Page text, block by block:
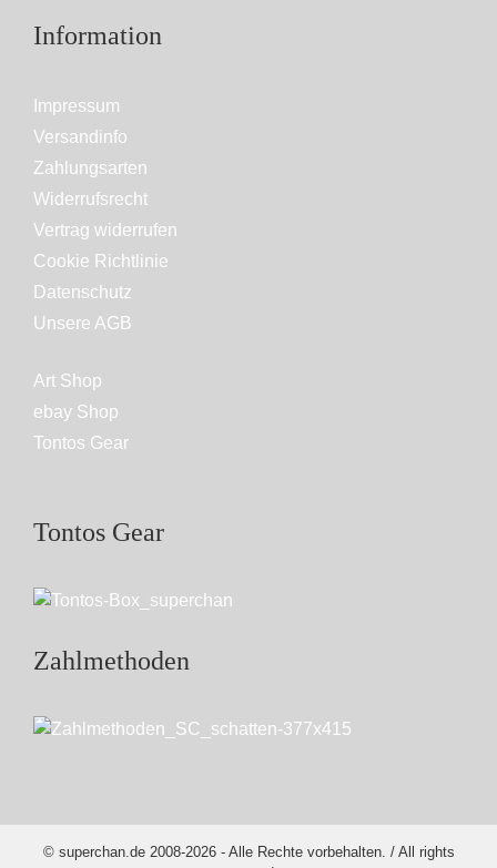
Information
Impressum
Versandinfo
Zahlungsarten
Widerrufsrecht
Vertrag widerrufen
Cookie Richtlinie
Datenschutz
Unsere AGB
Art Shop
ebay Shop
Tontos Gear
Tontos Gear
Zahlmethoden
© superchan.de 2008-2026 - Alle Rechte vorbehalten. / All rights